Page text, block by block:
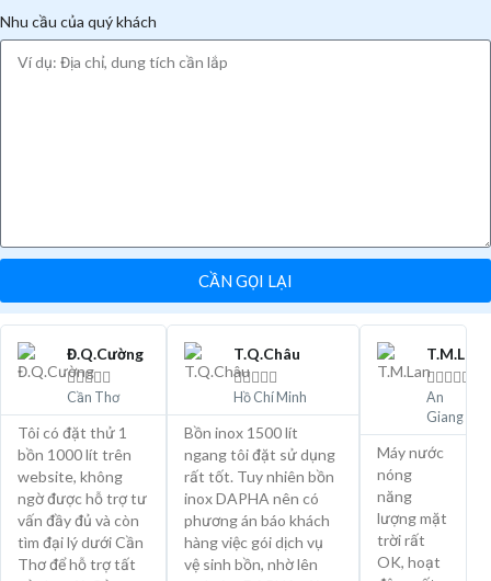
Nhu cầu của quý khách
CẦN GỌI LẠI
Đ.Q.Cường

Cần Thơ
Tôi có đặt thử 1
bồn 1000 lít trên
website, không
ngờ được hỗ trợ tư
vấn đầy đủ và còn
tìm đại lý dưới Cần
Thơ để hỗ trợ tất
T.Q.Châu

Hồ Chí Minh
Bồn inox 1500 lít
ngang tôi đặt sử dụng
rất tốt. Tuy nhiên bồn
inox DAPHA nên có
phương án báo khách
hàng việc gói dịch vụ
vệ sinh bồn, nhờ lên
T.M.Lan

An
Giang
Máy nước
nóng
năng
lượng mặt
trời rất
OK, hoạt